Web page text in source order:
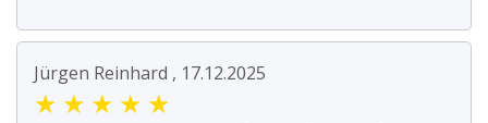
Jürgen Reinhard , 17.12.2025
★ ★ ★ ★ ★